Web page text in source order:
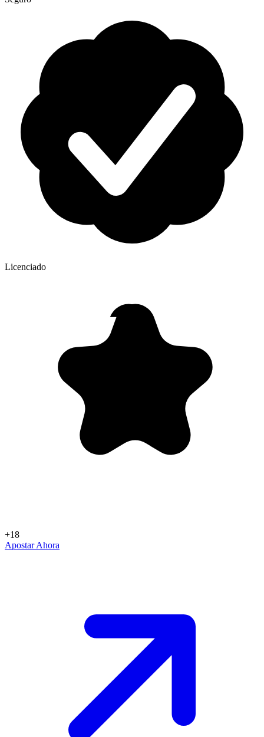
Licenciado
+18
Apostar Ahora